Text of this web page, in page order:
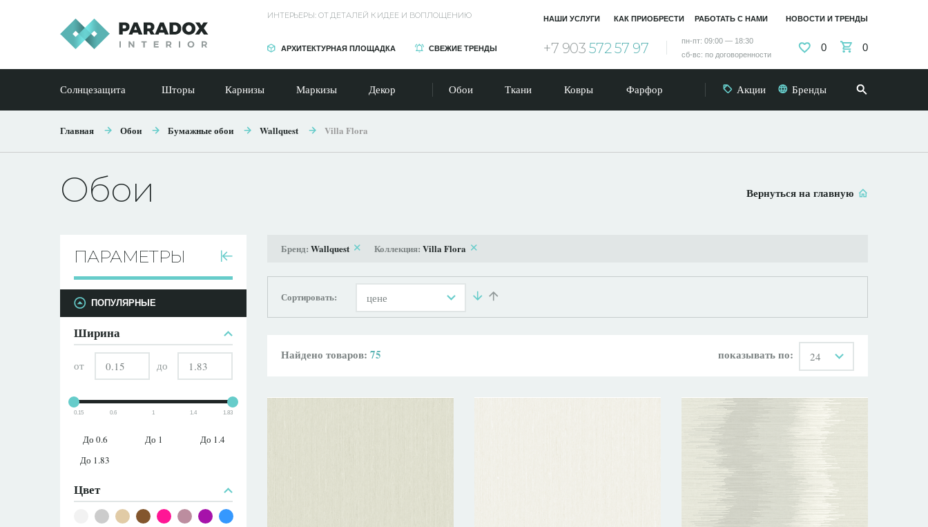
ИНТЕРЬЕРЫ: ОТ ДЕТАЛЕЙ К ИДЕЕ И ВОПЛОЩЕНИЮ
АРХИТЕКТУРНАЯ ПЛОЩАДКА СВЕЖИЕ ТРЕНДЫ +7 903 572 57 97
пн-пт: 09:00 — 18:30
сб-вс: по договоренности
НАШИ УСЛУГИ КАК ПРИОБРЕСТИ РАБОТАТЬ С НАМИ НОВОСТИ И ТРЕНДЫ
0 0
Солнцезащита Шторы Карнизы Маркизы Декор Обои Ткани Ковры Фарфор Акции Бренды
Главная Обои Бумажные обои Wallquest Villa Flora
Вернуться на главную
Обои
ПАРАМЕТРЫ
ПАРАМЕТРЫ
ПОПУЛЯРНЫЕ
Ширина
от до
0.15 0.6 1 1.4 1.83
До 0.6 До 1
До 1.4
До 1.83
Цвет
Бренд: Wallquest Коллекция: Villa Flora
Сортировать: цене
Найдено товаров: 75 показывать по: 24